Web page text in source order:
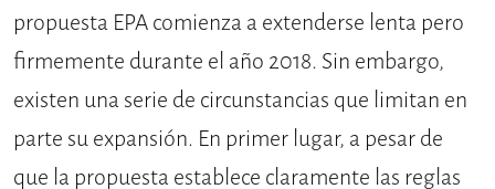
propues­ta EPA comienza a extenderse lenta pero
firmemente durante el año 2018. Sin embargo,
existen una serie de cir­cunstancias que limitan en
parte su expansión. En primer lugar, a pesar de
que la propuesta establece claramente las reglas